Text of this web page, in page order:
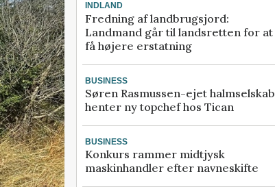
INDLAND
Fredning af landbrugsjord:
Landmand går til landsretten for at
få højere erstatning
BUSINESS
Søren Rasmussen-ejet halmselskab
henter ny topchef hos Tican
BUSINESS
Konkurs rammer midtjysk
maskinhandler efter navneskifte